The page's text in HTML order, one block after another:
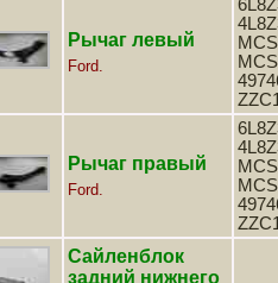
Рычаг левый
Ford.
Рычаг правый
Ford.
Сайленблок
задний нижнего